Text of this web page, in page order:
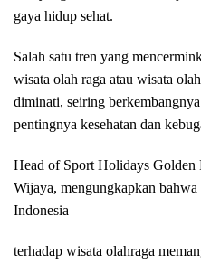
gaya hidup sehat.
Salah satu tren yang
wisata olah raga atau wisata
diminati, seiring
pentingnya kesehatan dan
Head of Sport Holidays
Wijaya, mengungkapkan
Indonesia
terhadap wisata olahraga